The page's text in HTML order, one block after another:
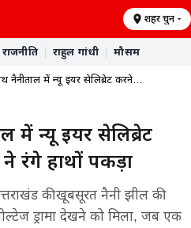
शहर चुनें
राजनीति राहुल गांधी मौसम
नैनीताल में न्यू ईयर सेलिब्रेट करने…
में न्यू ईयर सेलिब्रेट
रंगे हाथों पकड़ा
की खूबसूरत नैनी झील की
ड्रामा देखने को मिला, जब एक